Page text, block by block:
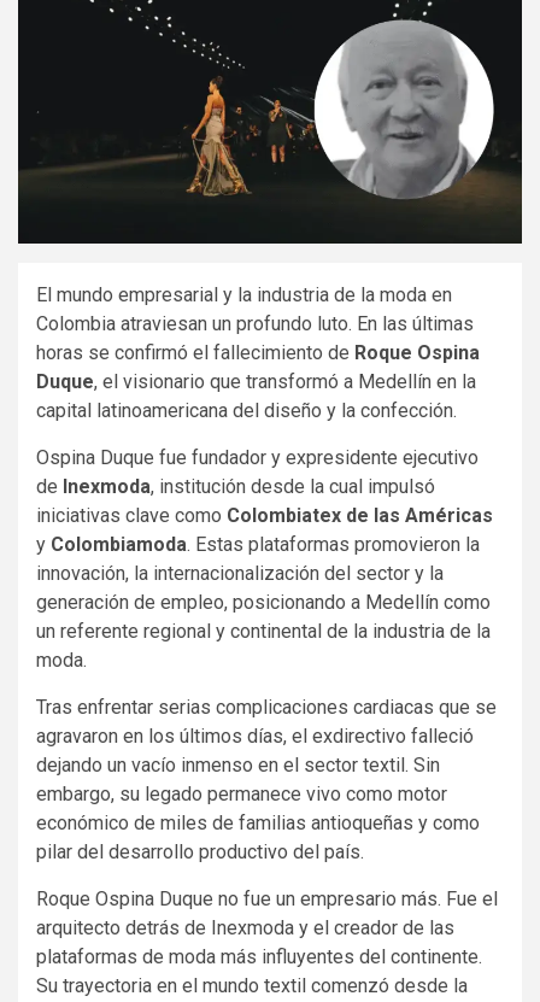
El mundo empresarial y la industria de la moda en
Colombia atraviesan un profundo luto. En las últimas
horas se confirmó el fallecimiento de Roque Ospina
Duque, el visionario que transformó a Medellín en la
capital latinoamericana del diseño y la confección.
Ospina Duque fue fundador y expresidente ejecutivo
de Inexmoda, institución desde la cual impulsó
iniciativas clave como Colombiatex de las Américas
y Colombiamoda. Estas plataformas promovieron la
innovación, la internacionalización del sector y la
generación de empleo, posicionando a Medellín como
un referente regional y continental de la industria de la
moda.
Tras enfrentar serias complicaciones cardiacas que se
agravaron en los últimos días, el exdirectivo falleció
dejando un vacío inmenso en el sector textil. Sin
embargo, su legado permanece vivo como motor
económico de miles de familias antioqueñas y como
pilar del desarrollo productivo del país.
Roque Ospina Duque no fue un empresario más. Fue el
arquitecto detrás de Inexmoda y el creador de las
plataformas de moda más influyentes del continente.
Su trayectoria en el mundo textil comenzó desde la